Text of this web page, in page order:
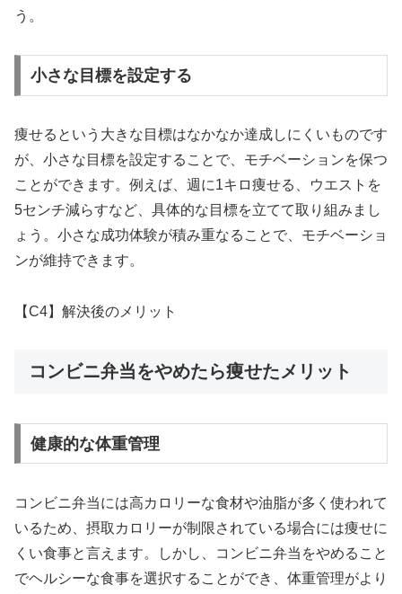
う。
小さな目標を設定する
痩せるという大きな目標はなかなか達成しにくいものです
が、小さな目標を設定することで、モチベーションを保つ
ことができます。例えば、週に1キロ痩せる、ウエストを
5センチ減らすなど、具体的な目標を立てて取り組みまし
ょう。小さな成功体験が積み重なることで、モチベーショ
ンが維持できます。
【C4】解決後のメリット
コンビニ弁当をやめたら痩せたメリット
健康的な体重管理
コンビニ弁当には高カロリーな食材や油脂が多く使われて
いるため、摂取カロリーが制限されている場合には痩せに
くい食事と言えます。しかし、コンビニ弁当をやめること
でヘルシーな食事を選択することができ、体重管理がより